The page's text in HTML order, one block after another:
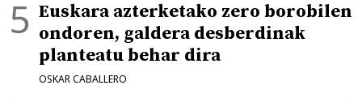
Euskara azterketako zero borobilen
ondoren, galdera desberdinak
planteatu behar dira
OSKAR CABALLERO